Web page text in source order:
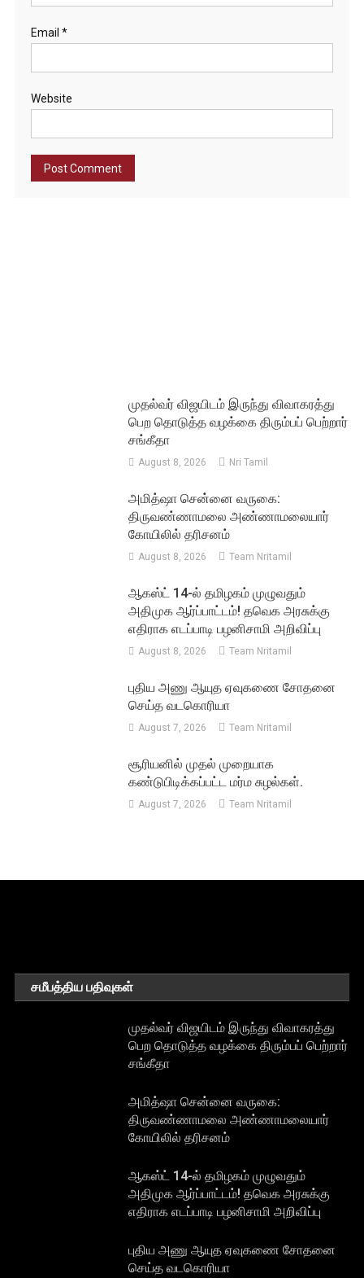
Email *
Website
முதல்வர் விஜயிடம் இருந்து விவாகரத்து
பெற தொடுத்த வழக்கை திரும்பப் பெற்றார்
சங்கீதா
August 8, 2026 Nri Tamil
அமித்ஷா சென்னை வருகை:
திருவண்ணாமலை அண்ணாமலையார்
கோயிலில் தரிசனம்
August 8, 2026 Team Nritamil
ஆகஸ்ட் 14-ல் தமிழகம் முழுவதும்
அதிமுக ஆர்ப்பாட்டம்! தவெக அரசுக்கு
எதிராக எடப்பாடி பழனிசாமி அறிவிப்பு
August 8, 2026 Team Nritamil
புதிய அணு ஆயுத ஏவுகணை சோதனை
செய்த வடகொரியா
August 7, 2026 Team Nritamil
சூரியனில் முதல் முறையாக
கண்டுபிடிக்கப்பட்ட மர்ம சுழல்கள்.
August 7, 2026 Team Nritamil
சமீபத்திய பதிவுகள்
முதல்வர் விஜயிடம் இருந்து விவாகரத்து
பெற தொடுத்த வழக்கை திரும்பப் பெற்றார்
சங்கீதா
அமித்ஷா சென்னை வருகை:
திருவண்ணாமலை அண்ணாமலையார்
கோயிலில் தரிசனம்
ஆகஸ்ட் 14-ல் தமிழகம் முழுவதும்
அதிமுக ஆர்ப்பாட்டம்! தவெக அரசுக்கு
எதிராக எடப்பாடி பழனிசாமி அறிவிப்பு
புதிய அணு ஆயுத ஏவுகணை சோதனை
செய்த வடகொரியா